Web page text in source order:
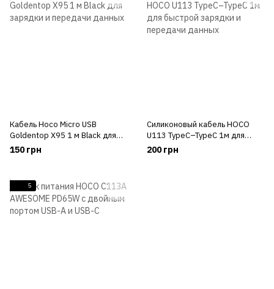
Кабель Hoco Micro USB
Goldentop X95 1 м Black для
зарядки и передачи данных
150 грн
Силиконовый кабель HOCO
U113 TypeC–TypeC 1м для
быстрой зарядки и передачи
данных
200 грн
5